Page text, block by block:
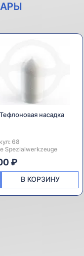
Тефлоновая насадка
68
Spezialwerkzeuge
₽
В КОРЗИНУ